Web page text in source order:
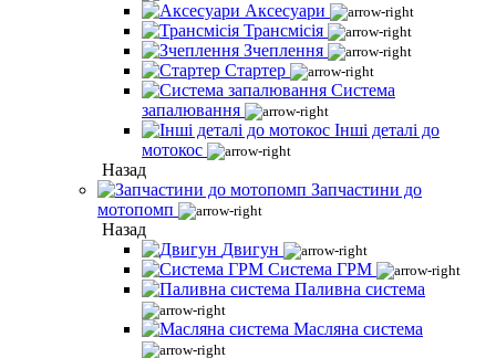
Аксесуари
Трансмісія
Зчеплення
Стартер
Система
запалювання
Інші деталі до
мотокос
Назад
Запчастини до
мотопомп
Назад
Двигун
Система ГРМ
Паливна система
Масляна система